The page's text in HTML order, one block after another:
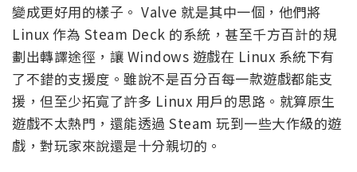
變成更好用的樣子。 Valve 就是其中一個，他們將
Linux 作為 Steam Deck 的系統，甚至千方百計的規
劃出轉譯途徑，讓 Windows 遊戲在 Linux 系統下有
了不錯的支援度。雖說不是百分百每一款遊戲都能支
援，但至少拓寬了許多 Linux 用戶的思路。就算原生
遊戲不太熱門，還能透過 Steam 玩到一些大作級的遊
戲，對玩家來說還是十分親切的。